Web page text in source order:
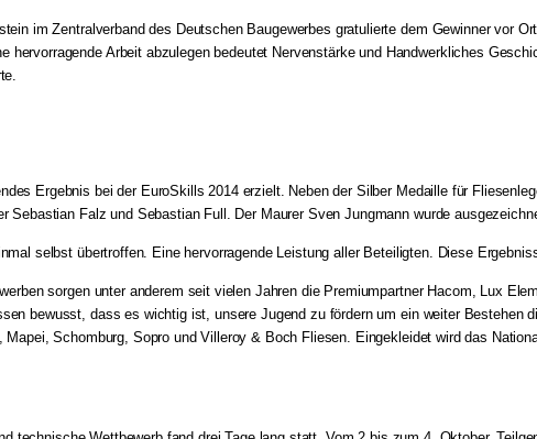
im Zentralverband des Deutschen Baugewerbes gratulierte dem Gewinner vor
hervorragende Arbeit abzulegen bedeutet Nervenstärke und Handwerkliches
Ergebnis bei der EuroSkills 2014 erzielt. Neben der Silber Medaille für
Sebastian Falz und Sebastian Full. Der Maurer Sven Jungmann wurde
selbst übertroffen. Eine hervorragende Leistung aller Beteiligten. Diese
sorgen unter anderem seit vielen Jahren die Premiumpartner Hacom, Lux
bewusst, dass es wichtig ist, unsere Jugend zu fördern um ein weiter Bestehen
Schomburg, Sopro und Villeroy & Boch Fliesen. Eingekleidet wird das